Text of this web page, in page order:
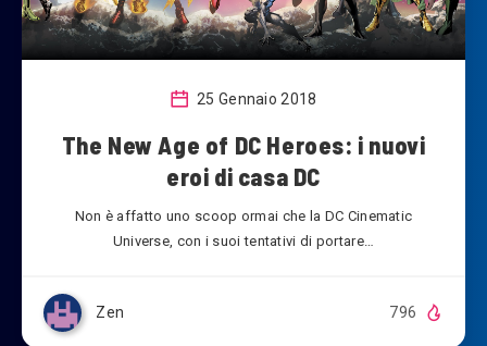
25 Gennaio 2018
The New Age of DC Heroes: i nuovi
eroi di casa DC
Non è affatto uno scoop ormai che la DC Cinematic
Universe, con i suoi tentativi di portare…
Zen 796